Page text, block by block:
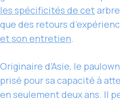
les spécificités de cet
que des retours
et son entretien.
Originaire d’Asie, le
prisé pour sa capacité à
en seulement deux ans. Il